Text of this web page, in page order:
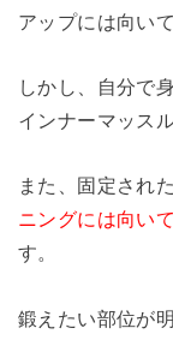
アップには向い
しかし、自分で
インナーマッス
また、固定され
ニングには向い
す。
鍛えたい部位が